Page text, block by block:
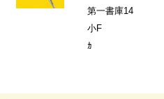
第一書庫14
小F
ｶ